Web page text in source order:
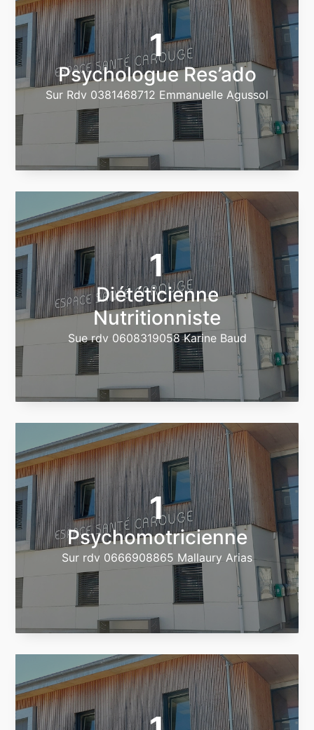
1
Psychologue Res’ado
Sur Rdv 0381468712 Emmanuelle Agussol
1
Diététicienne
Nutritionniste
Sue rdv 0608319058 Karine Baud
1
Psychomotricienne
Sur rdv 0666908865 Mallaury Arias